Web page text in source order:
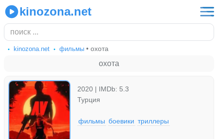
kinozona.net
kinozona.net фильмы • охота
охота
2020 | IMDb: 5.3
Турция
фильмы боевики триллеры